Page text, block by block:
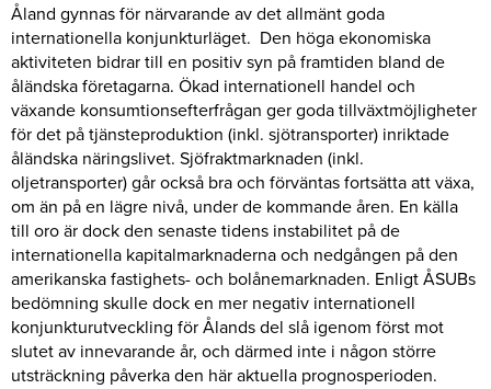
Åland gynnas för närvarande av det allmänt goda
internationella konjunkturläget. Den höga ekonomiska
aktiviteten bidrar till en positiv syn på framtiden bland de
åländska företagarna. Ökad internationell handel och
växande konsumtionsefterfrågan ger goda tillväxtmöjligheter
för det på tjänsteproduktion (inkl. sjötransporter) inriktade
åländska näringslivet. Sjöfraktmarknaden (inkl.
oljetransporter) går också bra och förväntas fortsätta att växa,
om än på en lägre nivå, under de kommande åren. En källa
till oro är dock den senaste tidens instabilitet på de
internationella kapitalmarknaderna och nedgången på den
amerikanska fastighets- och bolånemarknaden. Enligt ÅSUBs
bedömning skulle dock en mer negativ internationell
konjunkturutveckling för Ålands del slå igenom först mot
slutet av innevarande år, och därmed inte i någon större
utsträckning påverka den här aktuella prognosperioden.